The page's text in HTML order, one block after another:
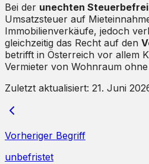
Bei der unechten
Umsatzsteuer auf
Immobilienverkäufe, jedoch
gleichzeitig das Recht auf den
betrifft in Österreich vor allem
Vermieter von Wohnraum
Zuletzt aktualisiert: 21. Juni
Vorheriger Begriff
unbefristet